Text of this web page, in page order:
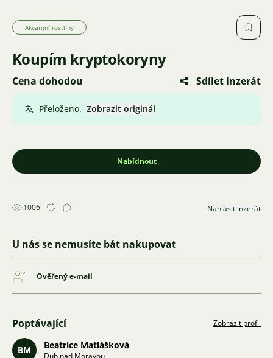
Akvarijní rostliny
Koupím kryptokoryny
Cena dohodou Sdílet inzerát
Přeloženo. Zobrazit originál
Nabídnout
1006 Nahlásit inzerát
U nás se nemusíte bát nakupovat
Ověřený e-mail
Poptávající Zobrazit profil
BM Beatrice Matlášková
Dub nad Moravou